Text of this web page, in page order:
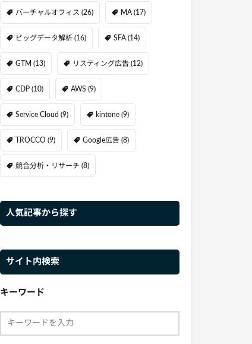
バーチャルオフィス (26) MA (17)
ビッグデータ解析 (16) SFA (14)
GTM (13) リスティング広告 (12)
CDP (10) AWS (9)
Service Cloud (9) kintone (9)
TROCCO (9) Google広告 (8)
競合分析・リサーチ (8)
人気記事から探す
サイト内検索
キーワード